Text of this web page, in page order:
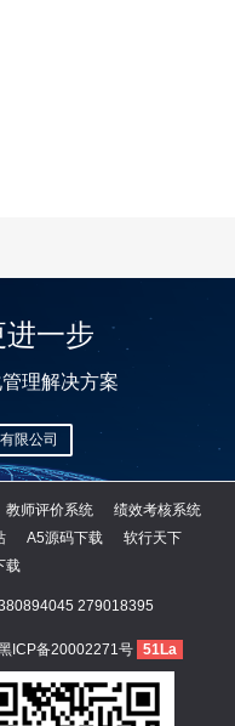
一步
理解决方案
限公司
教师评价系统
绩效考核系统
A5源码下载
软行天下
载
279018395
ICP备20002271号 51La